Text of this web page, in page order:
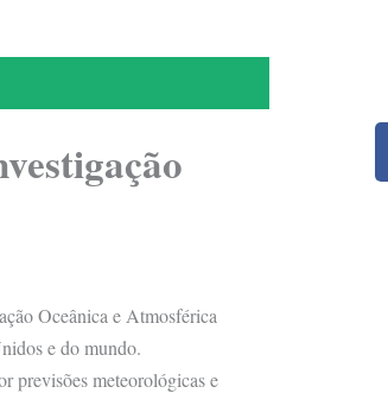
Oceânica e Atmosférica
e do mundo.
previsões meteorológicas e